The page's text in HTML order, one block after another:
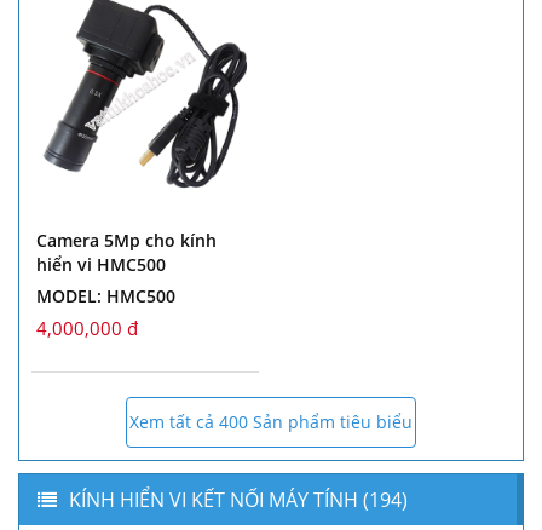
Camera 5Mp cho kính
hiển vi HMC500
MODEL: HMC500
4,000,000 đ
Xem tất cả 400 Sản phẩm tiêu biểu
KÍNH HIỂN VI KẾT NỐI MÁY TÍNH (194)